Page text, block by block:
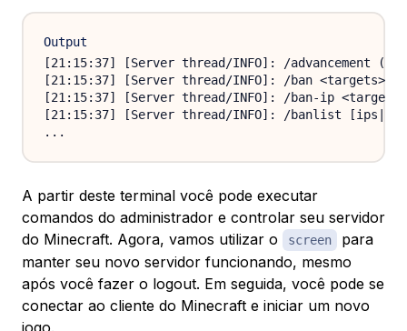
Output
[21:15:37] [Server thread/INFO]: /advancement
[21:15:37] [Server thread/INFO]: /ban <targets>
[21:15:37] [Server thread/INFO]: /ban-ip <target>
[21:15:37] [Server thread/INFO]: /banlist
A partir deste terminal você pode executar
comandos do administrador e controlar seu servidor
do Minecraft. Agora, vamos utilizar o
screen
para
manter seu novo servidor funcionando, mesmo
após você fazer o logout. Em seguida, você pode se
conectar ao cliente do Minecraft e iniciar um novo